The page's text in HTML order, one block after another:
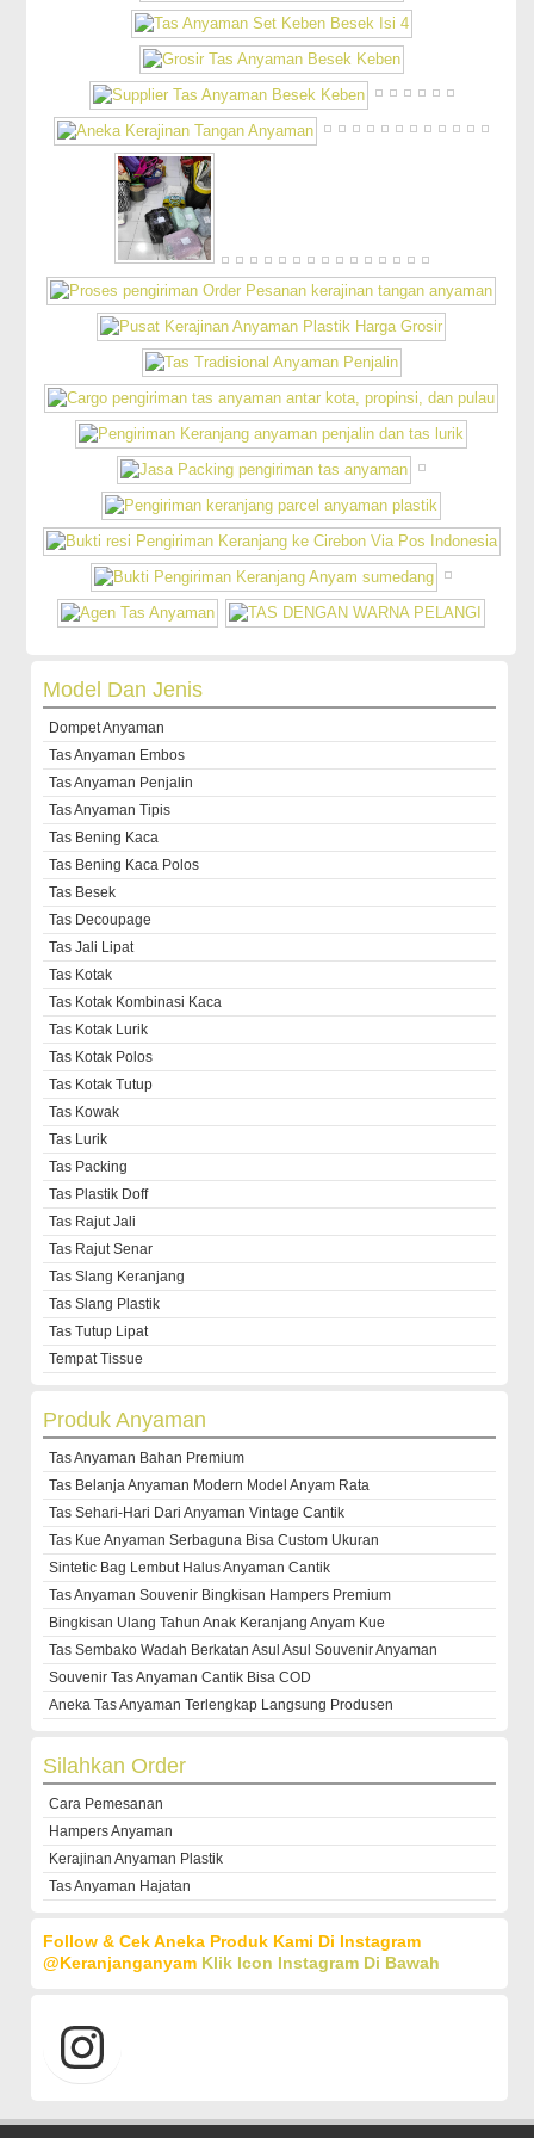
Model Dan Jenis
Dompet Anyaman
Tas Anyaman Embos
Tas Anyaman Penjalin
Tas Anyaman Tipis
Tas Bening Kaca
Tas Bening Kaca Polos
Tas Besek
Tas Decoupage
Tas Jali Lipat
Tas Kotak
Tas Kotak Kombinasi Kaca
Tas Kotak Lurik
Tas Kotak Polos
Tas Kotak Tutup
Tas Kowak
Tas Lurik
Tas Packing
Tas Plastik Doff
Tas Rajut Jali
Tas Rajut Senar
Tas Slang Keranjang
Tas Slang Plastik
Tas Tutup Lipat
Tempat Tissue
Produk Anyaman
Tas Anyaman Bahan Premium
Tas Belanja Anyaman Modern Model Anyam Rata
Tas Sehari-Hari Dari Anyaman Vintage Cantik
Tas Kue Anyaman Serbaguna Bisa Custom Ukuran
Sintetic Bag Lembut Halus Anyaman Cantik
Tas Anyaman Souvenir Bingkisan Hampers Premium
Bingkisan Ulang Tahun Anak Keranjang Anyam Kue
Tas Sembako Wadah Berkatan Asul Asul Souvenir Anyaman
Souvenir Tas Anyaman Cantik Bisa COD
Aneka Tas Anyaman Terlengkap Langsung Produsen
Silahkan Order
Cara Pemesanan
Hampers Anyaman
Kerajinan Anyaman Plastik
Tas Anyaman Hajatan
Follow & Cek Aneka Produk Kami Di Instagram
@keranjanganyam Klik Icon Instagram Di Bawah